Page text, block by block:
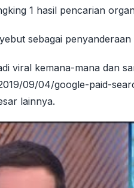
1 hasil pencarian
sebagai penyanderaan
viral kemana-mana dan
09/04/google-paid-
lainnya.